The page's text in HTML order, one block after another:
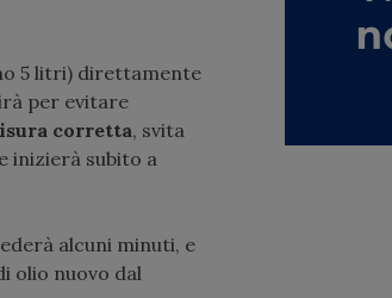
5 litri) direttamente
per evitare
corretta, svita
inizierà subito a
alcuni minuti, e
olio nuovo dal